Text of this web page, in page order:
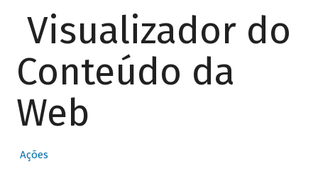
Visualizador do
Conteúdo da
Web
Ações